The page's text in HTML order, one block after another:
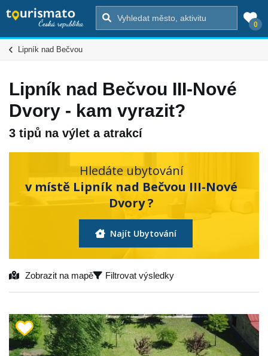
0
Lipník nad Bečvou
Lipník nad Bečvou III-Nové
Dvory - kam vyrazit?
3 tipů na výlet a atrakcí
Hledáte ubytování
v místě Lipník nad Bečvou III-Nové
Dvory ?
Najít Ubytování
Zobrazit na mapě Filtrovat výsledky